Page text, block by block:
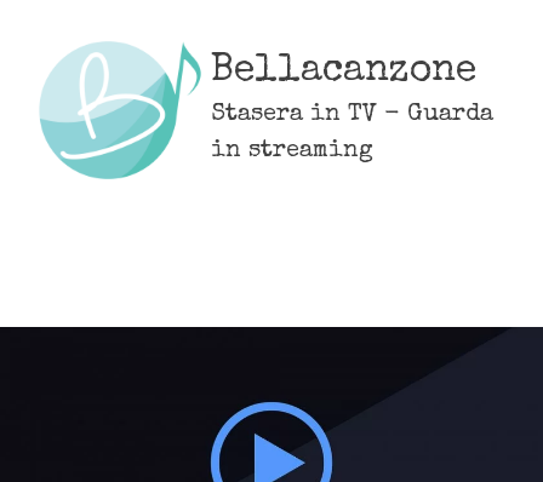
content
Bellacanzone
Stasera in TV - Guarda
in streaming